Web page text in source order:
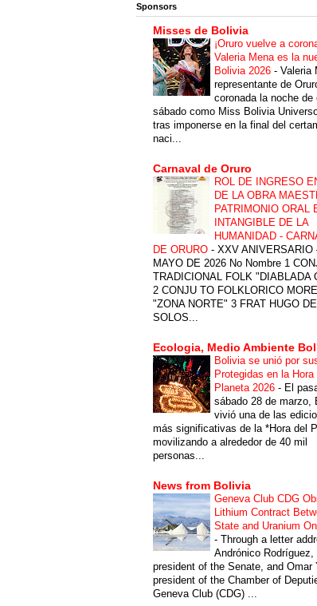
Sponsors
Misses de Bolivia
¡Oruro vuelve a
Valeria Mena es la
Bolivia 2026 - Valeria
representante de
coronada la noche de
sábado como Miss Bolivia
tras imponerse en la final del
naci...
Carnaval de Oruro
ROL DE INGRESO
DE LA OBRA
PATRIMONIO ORAL
INTANGIBLE DE LA
HUMANIDAD -
DE ORURO - XXV ANIVERSARIO
MAYO DE 2026 No Nombre 1
TRADICIONAL FOLK "DIABLADA
2 CONJU TO FOLKLORICO
"ZONA NORTE" 3 FRAT HUGO
SOLOS...
Ecologia, Medio Ambiente
Bolivia se unió por
Protegidas en la Hora
Planeta 2026 - El
sábado 28 de marzo,
vivió una de las
más significativas de la *Hora del
movilizando a alrededor de 40 mil
personas...
News from Bolivia
Geneva Club CDG
Lithium Contract
State and Uranium
- Through a letter
Andrónico Rodríguez,
president of the Senate, and Omar
president of the Chamber of
Geneva Club (CDG) ...